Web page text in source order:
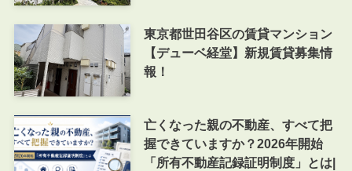
東京都世田谷区の賃貸マンション
【デューベ経堂】新規賃貸募集情
報！
亡くなった親の不動産、すべて把
握できていますか？2026年開始
「所有不動産記録証明制度」とは|